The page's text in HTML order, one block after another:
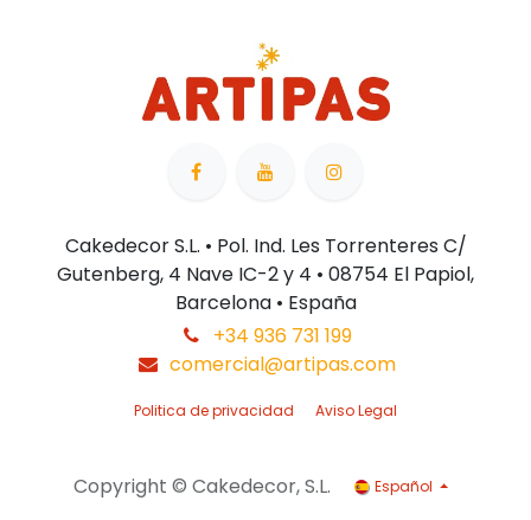
Cakedecor S.L. • Pol. Ind. Les Torrenteres C/
Gutenberg, 4 Nave IC-2 y 4 • 08754 El Papiol,
Barcelona • España
+34 936 731 199
comercial@artipas.com
Politica de privacidad Aviso Legal
Copyright © Cakedecor, S.L. Español